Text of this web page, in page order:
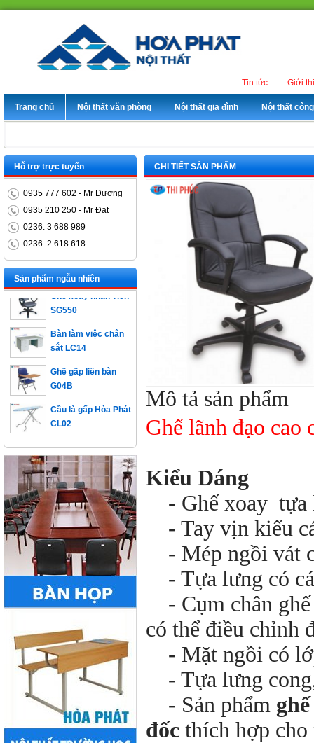
Giới
Tin tức
Trang chủ Nội thất văn phòng Nội thất gia đình Nội thất
CHI TIẾT SẢN PHẨM
Mô tả sản phẩm
Ghế lãnh đạo cao
Kiểu Dáng
- Ghế xoay tựa
- Tay vịn kiểu
- Mép ngồi vát
- Tựa lưng có
- Cụm chân ghế
có thể điều chỉnh
- Mặt ngồi có
- Tựa lưng
- Sản phẩm
đốc thích hợp cho
Hỗ trợ trực tuyến
0935 777 602 - Mr Dương
0935 210 250 - Mr Đạt
0236. 3 688 989
0236. 2 618 618
Sản phẩm ngẫu nhiên
Bàn trưởng phòng
ET1400D
Ghế xoay nhân viên
SG550
sắt LC14
G04B
CL02